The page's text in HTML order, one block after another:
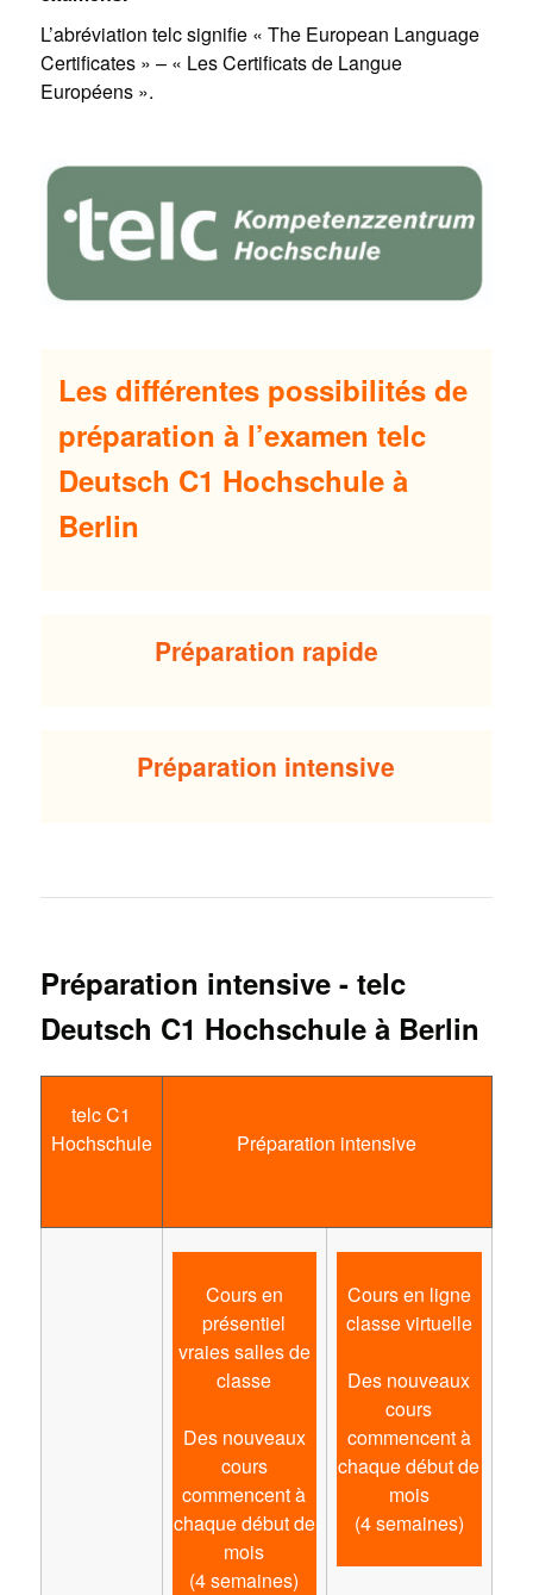
L’abréviation telc signifie « The European Language
Certificates » – « Les Certificats de Langue
Européens ».
Les différentes possibilités de
préparation à l’examen telc
Deutsch C1 Hochschule à
Berlin
Préparation rapide
Préparation intensive
Préparation intensive - telc
Deutsch C1 Hochschule à Berlin
telc C1
Hochschule
Préparation intensive
Cours en
présentiel
vraies salles de
classe
Des nouveaux
cours
commencent à
chaque début de
mois
(4 semaines)
Cours en ligne
classe virtuelle
Des nouveaux
cours
commencent à
chaque début de
mois
(4 semaines)